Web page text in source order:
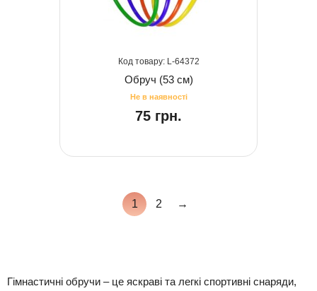
64372
Обруч (53 см)
75 грн.
1 2 →
Гімнастичні обручи – це яскраві та легкі спортивні снаряди,